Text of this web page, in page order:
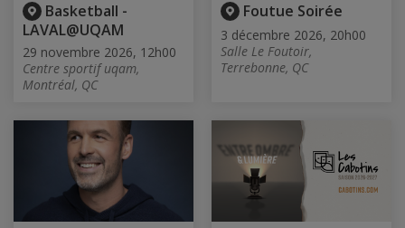
Basketball -
LAVAL@UQAM
29 novembre 2026, 12h00
Centre sportif uqam,
Montréal, QC
Foutue Soirée
3 décembre 2026, 20h00
Salle Le Foutoir,
Terrebonne, QC